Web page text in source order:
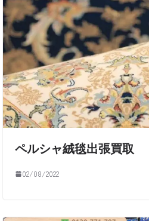
ペルシャ絨毯出張買取
02/08/2022